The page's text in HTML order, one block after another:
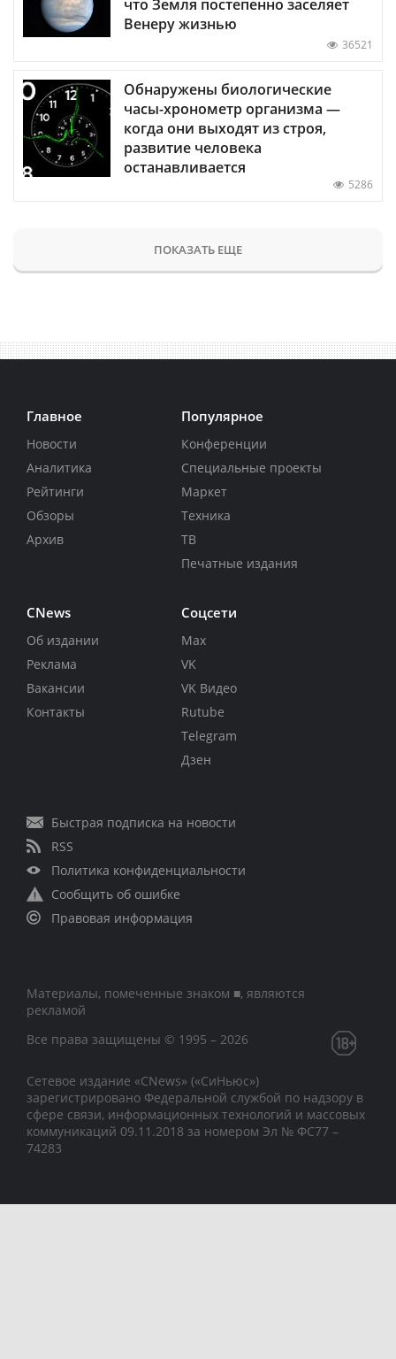
что Земля постепенно заселяет
Венеру жизнью
36521
Обнаружены биологические
часы-хронометр организма —
когда они выходят из строя,
развитие человека
останавливается
5286
ПОКАЗАТЬ ЕЩЕ
Главное
Новости
Аналитика
Рейтинги
Обзоры
Архив
Популярное
Конференции
Специальные проекты
Маркет
Техника
ТВ
Печатные издания
CNews
Об издании
Реклама
Вакансии
Контакты
Соцсети
Max
VK
VK Видео
Rutube
Telegram
Дзен
Быстрая подписка на новости
RSS
Политика конфиденциальности
Сообщить об ошибке
Правовая информация
Материалы, помеченные знаком ■, являются
рекламой
Все права защищены © 1995 – 2026
Сетевое издание «CNews» («СиНьюс»)
зарегистрировано Федеральной службой по надзору в
сфере связи, информационных технологий и массовых
коммуникаций 09.11.2018 за номером Эл № ФС77 –
74283